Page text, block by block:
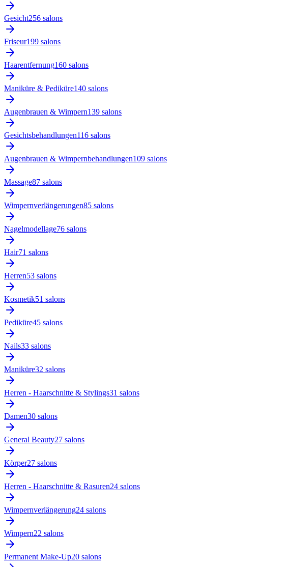
Gesicht256 salons
Friseur199 salons
Haarentfernung160 salons
Maniküre & Pediküre140 salons
Augenbrauen & Wimpern139 salons
Gesichtsbehandlungen116 salons
Augenbrauen & Wimpernbehandlungen109 salons
Massage87 salons
Wimpernverlängerungen85 salons
Nagelmodellage76 salons
Hair71 salons
Herren53 salons
Kosmetik51 salons
Pediküre45 salons
Nails33 salons
Maniküre32 salons
Herren - Haarschnitte & Stylings31 salons
Damen30 salons
General Beauty27 salons
Körper27 salons
Herren - Haarschnitte & Rasuren24 salons
Wimpernverlängerung24 salons
Wimpern22 salons
Permanent Make-Up20 salons